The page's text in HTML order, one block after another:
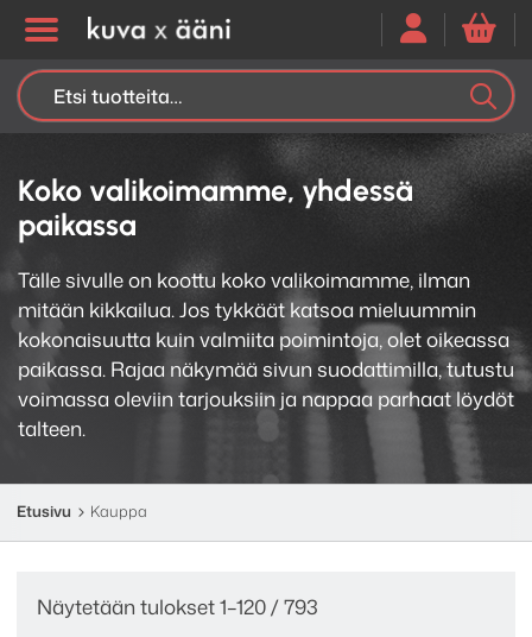
Etsi:
Koko valikoimamme, yhdessä
paikassa
Tälle sivulle on koottu koko valikoimamme, ilman
mitään kikkailua. Jos tykkäät katsoa mieluummin
kokonaisuutta kuin valmiita poimintoja, olet oikeassa
paikassa. Rajaa näkymää sivun suodattimilla, tutustu
voimassa oleviin tarjouksiin ja nappaa parhaat löydöt
talteen.
Etusivu Kauppa
Näytetään tulokset 1–120 / 793